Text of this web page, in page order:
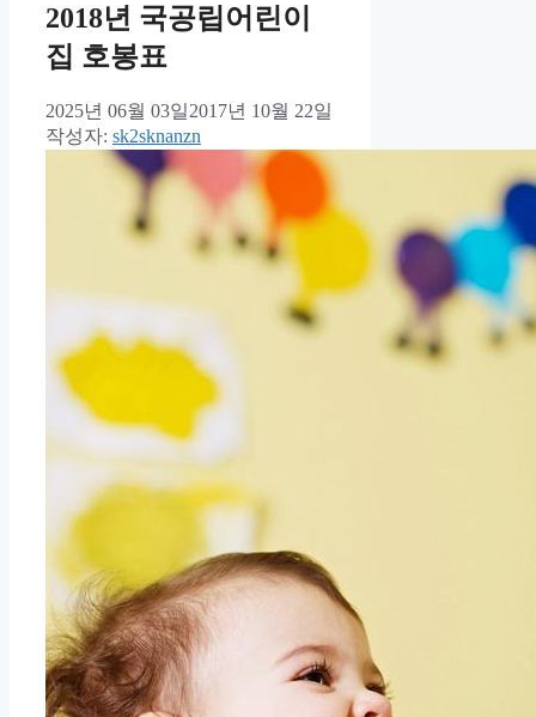
2018년 국공립어린이
집 호봉표
2025년 06월 03일2017년 10월 22일
작성자: sk2sknanzn